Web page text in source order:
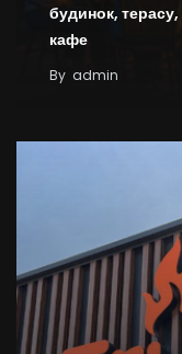
будинок, терасу,
кафе
By admin